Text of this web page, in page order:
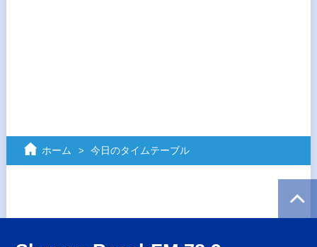
ホーム 今日のタイムテーブル